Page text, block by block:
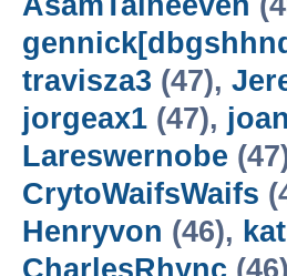
travisza3 (47),
jorgeax1 (47),
Lareswernobe
CrytoWaifsWaifs
Henryvon (46),
CharlesRhync